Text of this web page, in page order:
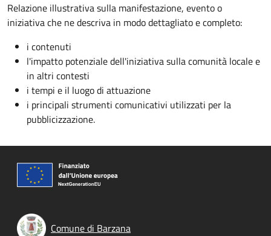
Relazione illustrativa sulla manifestazione, evento o
iniziativa che ne descriva in modo dettagliato e completo:
i contenuti
l'impatto potenziale dell'iniziativa sulla comunità locale e
in altri contesti
i tempi e il luogo di attuazione
i principali strumenti comunicativi utilizzati per la
pubblicizzazione.
Comune di Barzana